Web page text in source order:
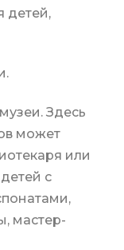
детей,
Здесь
может
или
с
мастер-